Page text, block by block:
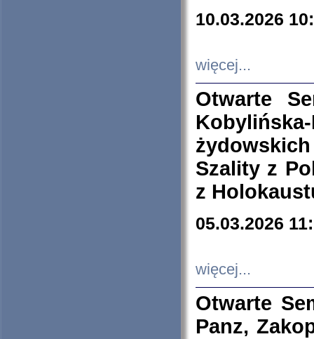
10.03.2026
więcej...
Otwarte
Szality z
z
05.03.2026
więcej...
Otwarte
Panz,